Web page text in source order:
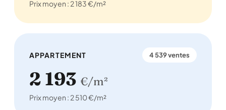
Prix moyen : 2 183 €/m²
APPARTEMENT 4 539 ventes
2 193 €/m²
Prix moyen : 2 510 €/m²